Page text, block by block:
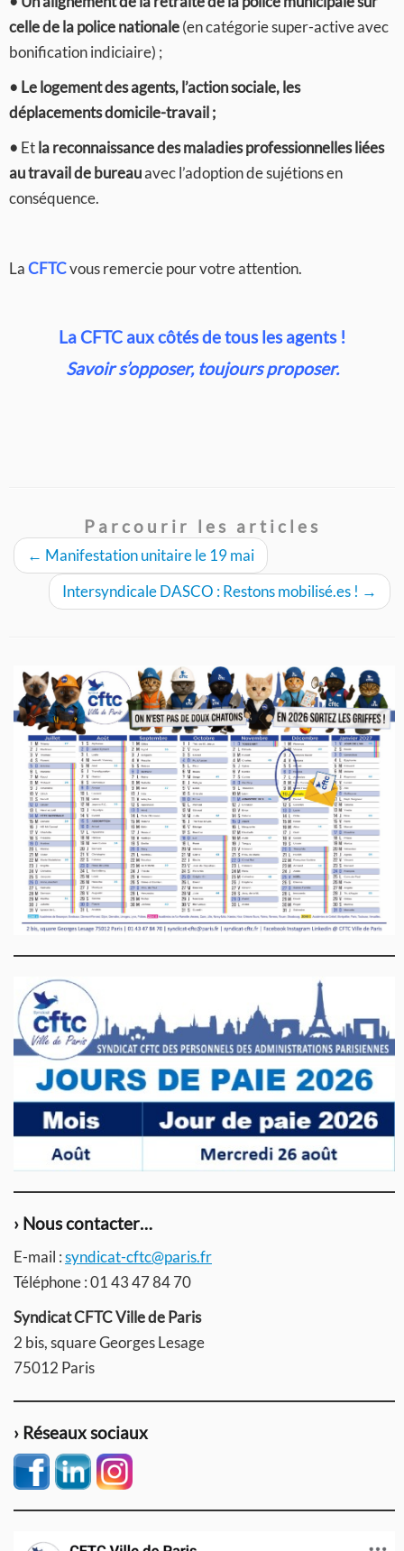
celle de la police nationale(en catégorie super-active avec
bonification indiciaire) ;
• Le logement des agents, l’action sociale, les
déplacements domicile-travail ;
• Etla reconnaissance des maladies professionnelles liées
au travail de bureauavec l’adoption de sujétions en
conséquence.
LaCFTCvous remercie pour votre attention.
La CFTC aux côtés de tous les agents !
Savoir s’opposer, toujours proposer.
Parcourir les articles
← Manifestation unitaire le 19 mai
Intersyndicale DASCO : Restons mobilisé.es ! →
› Nous contacter…
E-mail :syndicat-cftc@paris.fr
Téléphone : 01 43 47 84 70
Syndicat CFTC Ville de Paris
2 bis, square Georges Lesage
75012 Paris
› Réseaux sociaux